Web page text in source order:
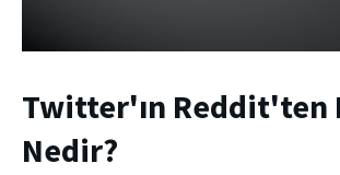
Twitter'ın Reddit'ten
Nedir?